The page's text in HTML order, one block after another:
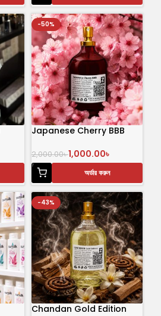
-50%
Japanese Cherry BBB
2,000.00৳1,000.00৳
অর্ডার করুন
-43%
Chandan Gold Edition